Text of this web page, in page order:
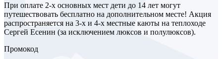
При оплате 2-х основных мест дети до 14 лет могут
путешествовать бесплатно на дополнительном месте! Акция
распространяется на 3-х и 4-х местные каюты на теплоходе
Сергей Есенин (за исключением люксов и полулюксов).
Промокод